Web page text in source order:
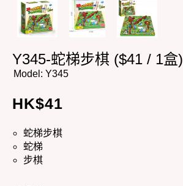
Y345-蛇梯步棋 ($41 / 1盒)
Model: Y345
HK$41
蛇梯步棋
蛇梯
步棋